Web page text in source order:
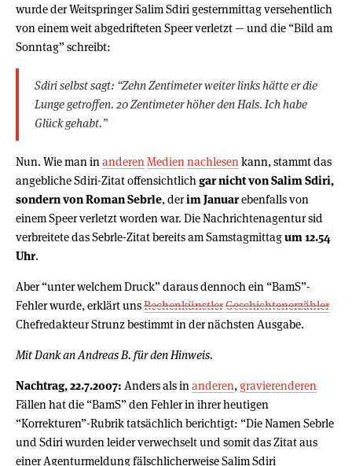
wurde der Weitspringer Salim Sdiri gesternmittag versehentlich
von einem weit abgedrifteten Speer verletzt — und die “Bild am
Sonntag” schreibt:
Sdiri selbst sagt: “Zehn Zentimeter weiter links hätte er die
Lunge getroffen. 20 Zentimeter höher den Hals. Ich habe
Glück gehabt.”
Nun. Wie man in anderen Medien nachlesen kann, stammt das
angebliche Sdiri-Zitat offensichtlich gar nicht von Salim Sdiri,
sondern von Roman Sebrle, derim Januarebenfalls von
einem Speer verletzt worden war. Die Nachrichtenagentur sid
verbreitete das Sebrle-Zitat bereits am Samstagmittagum 12.54
Uhr.
Aber “unter welchem Druck” daraus dennoch ein “BamS”-
Fehler wurde, erklärt unsRechenkünstlerGeschichtenerzähler
Chefredakteur Strunz bestimmt in der nächsten Ausgabe.
Mit Dank an Andreas B. für den Hinweis.
Nachtrag, 22.7.2007: Anders als in anderen, gravierenderen
Fällen hat die “BamS” den Fehler in ihrer heutigen
“Korrekturen”-Rubrik tatsächlich berichtigt: “Die Namen Sebrle
und Sdiri wurden leider verwechselt und somit das Zitat aus
einer Agenturmeldung fälschlicherweise Salim Sdiri